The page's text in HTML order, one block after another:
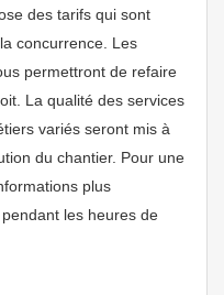
des tarifs qui sont
concurrence. Les
permettront de refaire
La qualité des services
variés seront mis à
du chantier. Pour une
plus
les heures de